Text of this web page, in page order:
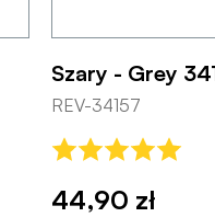
Szary - Grey
REV-34157
44,90 zł